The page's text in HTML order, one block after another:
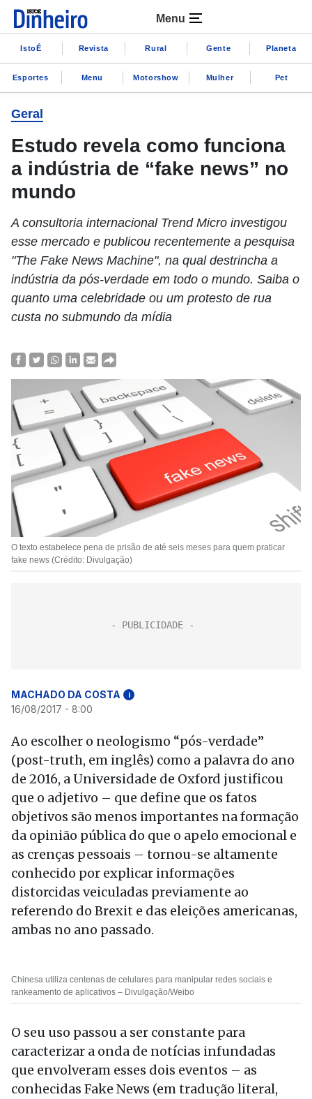
Menu
IstoÉ Revista Rural Gente Planeta
Esportes Menu Motorshow Mulher Pet
Geral
Estudo revela como funciona
a indústria de “fake news” no
mundo
A consultoria internacional Trend Micro investigou
esse mercado e publicou recentemente a pesquisa
"The Fake News Machine", na qual destrincha a
indústria da pós-verdade em todo o mundo. Saiba o
quanto uma celebridade ou um protesto de rua
custa no submundo da mídia
O texto estabelece pena de prisão de até seis meses para quem praticar
fake news (Crédito: Divulgação)
MACHADO DA COSTA i
16/08/2017 - 8:00
Ao escolher o neologismo “pós-verdade”
(post-truth, em inglês) como a palavra do ano
de 2016, a Universidade de Oxford justificou
que o adjetivo – que define que os fatos
objetivos são menos importantes na formação
da opinião pública do que o apelo emocional e
as crenças pessoais – tornou-se altamente
conhecido por explicar informações
distorcidas veiculadas previamente ao
referendo do Brexit e das eleições americanas,
ambas no ano passado.
Chinesa utiliza centenas de celulares para manipular redes sociais e
rankeamento de aplicativos – Divulgação/Weibo
O seu uso passou a ser constante para
caracterizar a onda de notícias infundadas
que envolveram esses dois eventos – as
conhecidas Fake News (em tradução literal,